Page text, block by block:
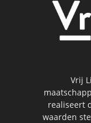
Vrij
realiseert
waarden